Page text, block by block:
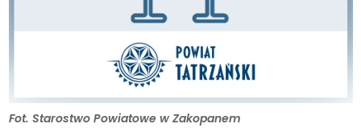
Fot. Starostwo Powiatowe w Zakopanem